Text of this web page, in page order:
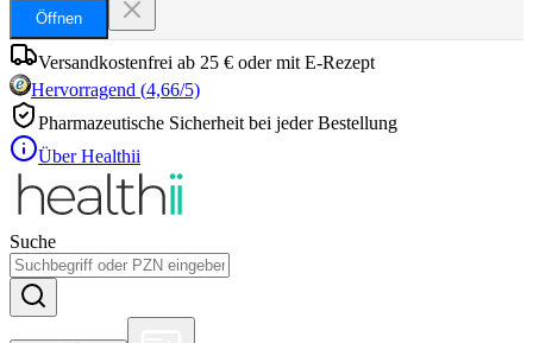
Öffnen
Versandkostenfrei ab 25 € oder mit E-Rezept
Hervorragend (4,66/5)
Pharmazeutische Sicherheit bei jeder Bestellung
Über Healthii
Suche